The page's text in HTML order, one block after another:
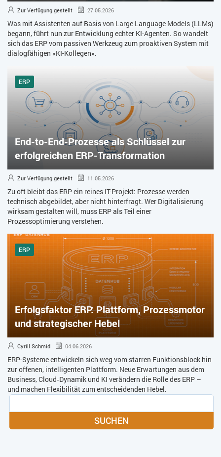
Zur Verfügung gestellt 27.05.2026
Was mit Assistenten auf Basis von Large Language Models (LLMs)
begann, führt nun zur Entwicklung echter KI-Agenten. So wandelt
sich das ERP vom passiven Werkzeug zum proaktiven System mit
dialogfähigen «KI-Kollegen».
ERP
End-to-End-Prozesse als Schlüssel zur
erfolgreichen ERP-Transformation
Zur Verfügung gestellt 11.05.2026
Zu oft bleibt das ERP ein reines IT-Projekt: Prozesse werden
technisch abgebildet, aber nicht hinterfragt. Wer Digitalisierung
wirksam gestalten will, muss ERP als Teil einer
Prozessoptimierung verstehen.
ERP
Erfolgsfaktor ERP: Plattform, Prozessmotor
und strategischer Hebel
Cyrill Schmid 04.06.2026
ERP-Systeme entwickeln sich weg vom starren Funktionsblock hin
zur offenen, intelligenten Plattform. Neue Erwartungen aus dem
Business, Cloud‑Dynamik und KI verändern die Rolle des ERP –
und machen Flexibilität zum entscheidenden Hebel.
SUCHEN